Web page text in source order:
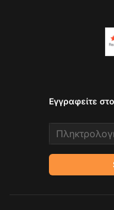
Εγγραφείτε
Email address